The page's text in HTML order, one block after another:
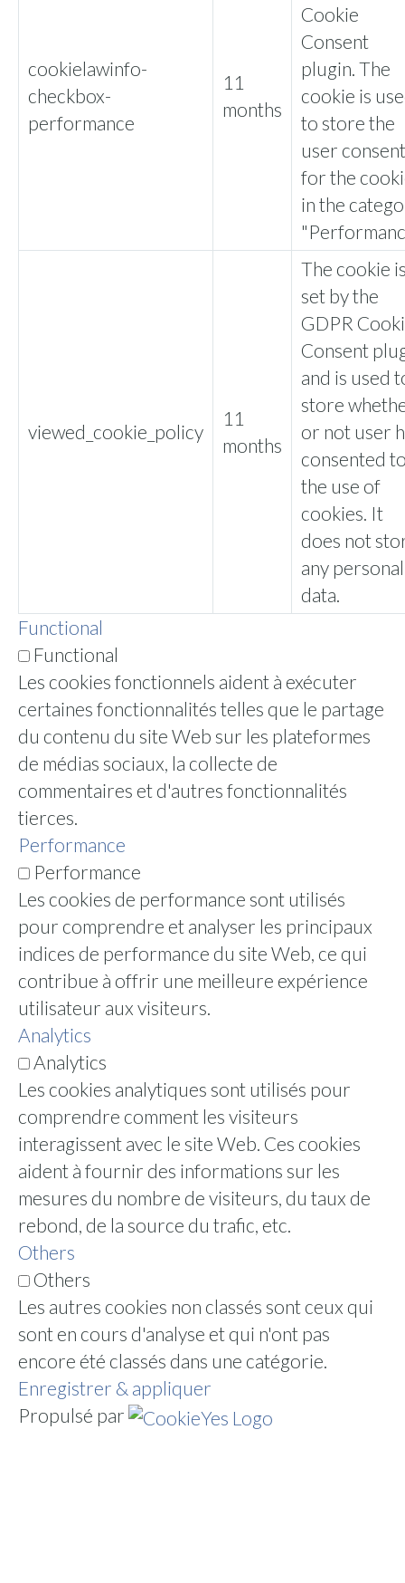
cookielawinfo-
checkbox-
performance
11
months
Cookie
Consent
plugin. The
cookie is
to store the
user consent
for the
in the
viewed_cookie_policy
11
months
The cookie
set by the
GDPR
Consent
and is used
store
or not user
consented
the use of
cookies. It
does not
any personal
data.
Functional
Functional
Les cookies fonctionnels aident à exécuter
certaines fonctionnalités telles que le partage
du contenu du site Web sur les plateformes
de médias sociaux, la collecte de
commentaires et d'autres fonctionnalités
tierces.
Performance
Performance
Les cookies de performance sont utilisés
pour comprendre et analyser les principaux
indices de performance du site Web, ce qui
contribue à offrir une meilleure expérience
utilisateur aux visiteurs.
Analytics
Analytics
Les cookies analytiques sont utilisés pour
comprendre comment les visiteurs
interagissent avec le site Web. Ces cookies
aident à fournir des informations sur les
mesures du nombre de visiteurs, du taux de
rebond, de la source du trafic, etc.
Others
Others
Les autres cookies non classés sont ceux qui
sont en cours d'analyse et qui n'ont pas
encore été classés dans une catégorie.
Enregistrer & appliquer
Propulsé par